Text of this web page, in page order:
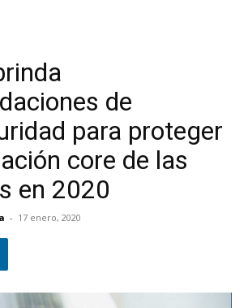
de
para proteger
core de las
en 2020
- 17 enero, 2020